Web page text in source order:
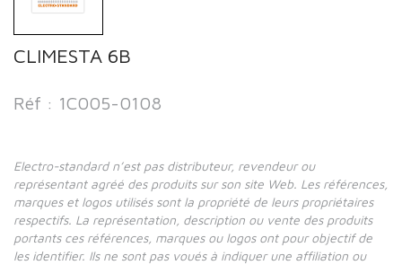
CLIMESTA 6B
Réf : 1C005-0108
Electro-standard n’est pas distributeur, revendeur ou
représentant agréé des produits sur son site Web. Les références,
marques et logos utilisés sont la propriété de leurs propriétaires
respectifs. La représentation, description ou vente des produits
portants ces références, marques ou logos ont pour objectif de
les identifier. Ils ne sont pas voués à indiquer une affiliation ou